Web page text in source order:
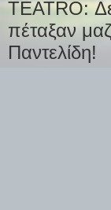
TEATRO:
πέταξαν
Παντελίδη!